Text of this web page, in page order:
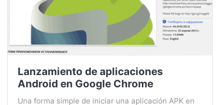
Lanzamiento de aplicaciones
Android en Google Chrome
Una forma simple de iniciar una aplicación APK en